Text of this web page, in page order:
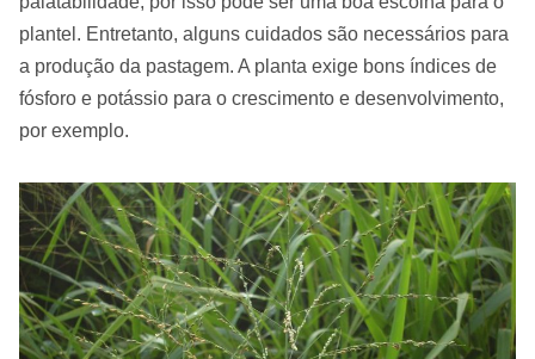
plantel. Entretanto, alguns cuidados são necessários para
a produção da pastagem. A planta exige bons índices de
fósforo e potássio para o crescimento e desenvolvimento,
por exemplo.